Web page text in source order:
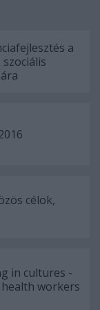
a
célok,
in cultures -
workers